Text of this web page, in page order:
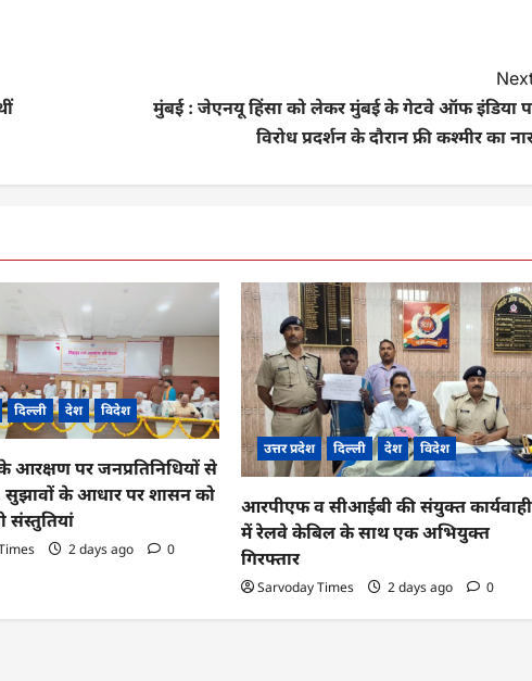
मुंबई : जेएनयू हिंसा को लेकर मुंबई के गेटवे ऑफ इंडिया
विरोध प्रदर्शन के दौरान फ्री कश्मीर का
दिल्ली देश विदेश
आरक्षण पर जनप्रतिनिधियों से
सुझावों के आधार पर शासन को
संस्तुतियां
2 days ago 0
उत्तर प्रदेश दिल्ली देश विदेश
आरपीएफ व सीआईबी की संयुक्त कार्यवाही
में रेलवे केबिल के साथ एक अभियुक्त
गिरफ्तार
Sarvoday Times 2 days ago 0